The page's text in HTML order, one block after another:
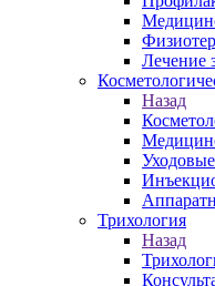
Лечение
Назад
Трихология
Назад